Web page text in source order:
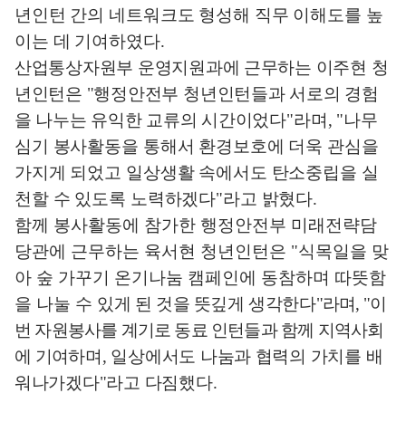
년인턴 간의 네트워크도 형성해 직무 이해도를 높
이는 데 기여하였다.
산업통상자원부 운영지원과에 근무하는 이주현 청
년인턴은 "행정안전부 청년인턴들과 서로의 경험
을 나누는 유익한 교류의 시간이었다"라며 , "나무
심기 봉사활동을 통해서 환경보호에 더욱 관심을
가지게 되었고 일상생활 속에서도 탄소중립을 실
천할 수 있도록 노력하겠다"라고 밝혔다.
함께 봉사활동에 참가한 행정안전부 미래전략담
당관에 근무하는 육서현 청년인턴은 "식목일을 맞
아 숲 가꾸기 온기나눔 캠페인에 동참하며 따뜻함
을 나눌 수 있게 된 것을 뜻깊게 생각한다"라며, "이
번 자원봉사를 계기로 동료 인턴들과 함께 지역사회
에 기여하며 , 일상에서도 나눔과 협력의 가치를 배
워나가겠다"라고 다짐했다.